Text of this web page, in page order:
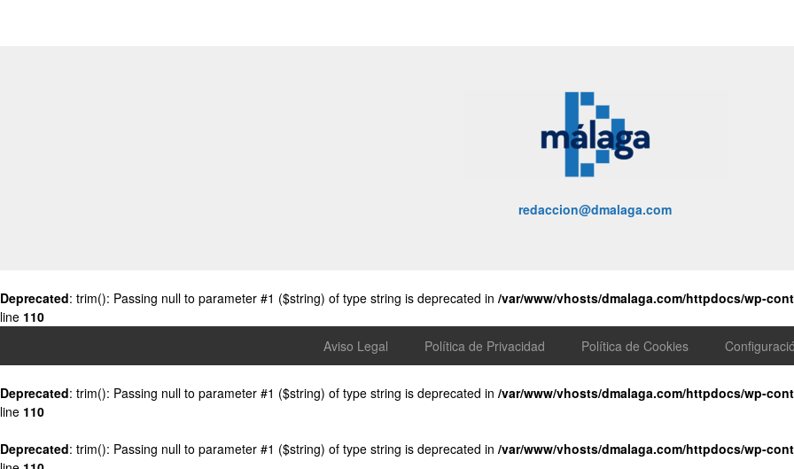
redaccion@dmalaga.com
Deprecated: trim(): Passing null to parameter #1 ($string) of type string is deprecated in /var/www/vhosts/dmalaga.com/httpdocs/wp-
line 110
Aviso Legal
Política de Privacidad Política de Cookies
Deprecated: trim(): Passing null to parameter #1 ($string) of type string is deprecated in /var/www/vhosts/dmalaga.com/httpdocs/wp-
line 110
Deprecated: trim(): Passing null to parameter #1 ($string) of type string is deprecated in /var/www/vhosts/dmalaga.com/httpdocs/wp-